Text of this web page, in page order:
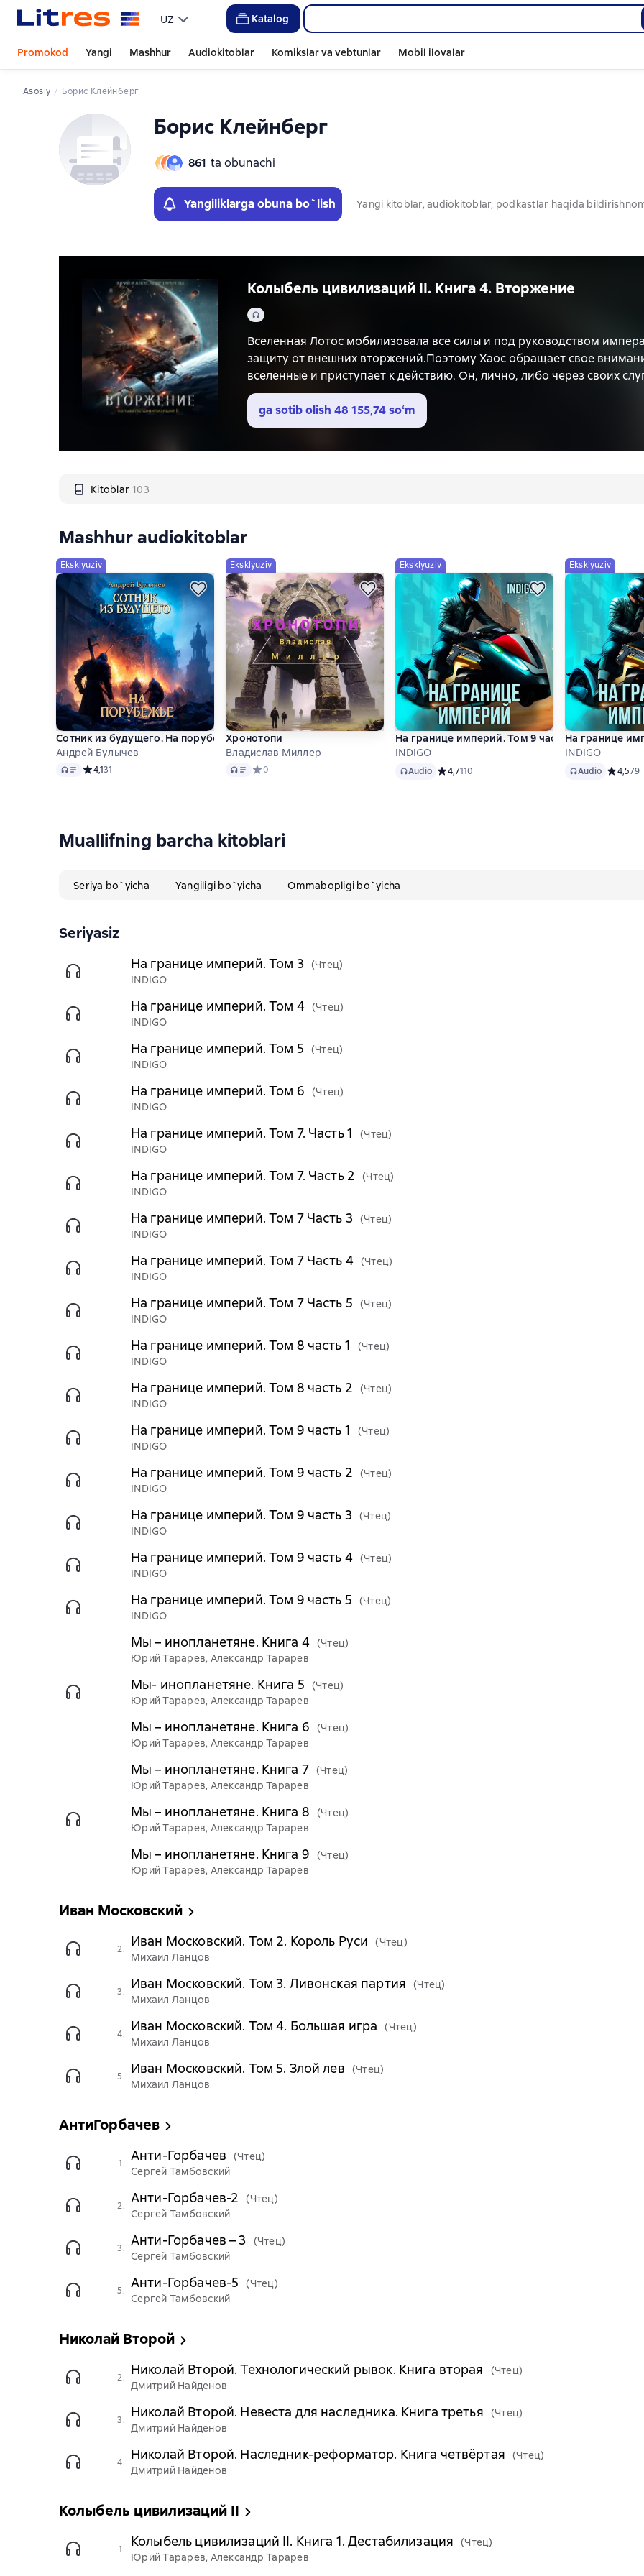
UZ Katalog
Promokod Yangi Mashhur Audiokitoblar Komikslar va vebtunlar Mobil ilovalar
Asosiy Борис Клейнберг
Борис Клейнберг
861 ta obunachi
Yangiliklarga obuna bo`lish Yangi kitoblar, audiokitoblar, podkastlar haqida
Колыбель цивилизаций II. Книга 4. Вторжение
Audio
Вселенная Лотос мобилизовала все силы и под руководством
защиту от внешних вторжений.Поэтому Хаос обращает свое
вселенные и приступает к действию. Он, лично, либо через своих
им цивилизации принуждая их к вторжению в миры подконтрольные
оказываются вселенные, где попросту не готовы к какому-либо
дестабилизировать социум вселенных и ввергнуть цивилизации
ga sotib olish 48 155,74 soʻm
Kitoblar 103
Слайдер с книгами
Mashhur audiokitoblar
Eksklyuziv
Сотник из будущего. На порубежье
Андрей Булычев
Audio Средний рейтинг 4,1 на основе 31 оценок
4,131
Eksklyuziv
Хронотопи
Владислав Миллер
Audio Средний рейтинг 0 на основе 0 оценок
0
Eksklyuziv
На границе империй. Том 9 часть 5
INDIGO
AudioAudio Средний рейтинг 4,7 на основе 110 оценок
4,7110
Eksklyuziv
На границе
INDIGO
AudioAudio 4,579
Muallifning barcha kitoblari
Seriya bo`yicha Yangiligi bo`yicha Ommabopligi bo`yicha
Seriyasiz
На границе империй. Том 3 (Чтец)
INDIGO
На границе империй. Том 4 (Чтец)
INDIGO
На границе империй. Том 5
(Чтец)
INDIGO
На границе империй. Том 6
(Чтец)
INDIGO
На границе империй. Том 7. Часть 1
(Чтец)
INDIGO
На границе империй. Том 7. Часть 2
(Чтец)
INDIGO
На границе империй. Том 7 Часть 3 (Чтец)
INDIGO
На границе империй. Том 7 Часть 4 (Чтец)
INDIGO
На границе империй. Том 7 Часть 5
(Чтец)
INDIGO
На границе империй. Том 8 часть 1
(Чтец)
INDIGO
На границе империй. Том 8 часть 2
(Чтец)
INDIGO
На границе империй. Том 9 часть 1
(Чтец)
INDIGO
На границе империй. Том 9 часть 2
(Чтец)
INDIGO
На границе империй. Том 9 часть 3 (Чтец)
INDIGO
На границе империй. Том 9 часть 4 (Чтец)
INDIGO
На границе империй. Том 9 часть 5
(Чтец)
INDIGO
Мы – инопланетяне. Книга 4 (Чтец)
Юрий Тарарев, Александр Тарарев
Мы- инопланетяне. Книга 5
(Чтец)
Юрий Тарарев, Александр Тарарев
Мы – инопланетяне. Книга 6
(Чтец)
Юрий Тарарев, Александр Тарарев
Мы – инопланетяне. Книга 7 (Чтец)
Юрий Тарарев, Александр Тарарев
Мы – инопланетяне. Книга 8
(Чтец)
Юрий Тарарев, Александр Тарарев
Мы – инопланетяне. Книга 9
(Чтец)
Юрий Тарарев, Александр Тарарев
Иван Московский
2. Иван Московский. Том 2. Король Руси
(Чтец)
Михаил Ланцов
3. Иван Московский. Том 3. Ливонская партия
(Чтец)
Михаил Ланцов
4. Иван Московский. Том 4. Большая игра
(Чтец)
Михаил Ланцов
5. Иван Московский. Том 5. Злой лев
(Чтец)
Михаил Ланцов
АнтиГорбачев
1. Анти-Горбачев
(Чтец)
Сергей Тамбовский
2. Анти-Горбачев-2
(Чтец)
Сергей Тамбовский
3. Анти-Горбачев – 3
(Чтец)
Сергей Тамбовский
5. Анти-Горбачев-5
(Чтец)
Сергей Тамбовский
Николай Второй
2. Николай Второй. Технологический рывок. Книга вторая
(Чтец)
Дмитрий Найденов
3. Николай Второй. Невеста для наследника. Книга третья
(Чтец)
Дмитрий Найденов
4. Николай Второй. Наследник-реформатор. Книга четвёртая
(Чтец)
Дмитрий Найденов
Колыбель цивилизаций II
1. Колыбель цивилизаций II. Книга 1. Дестабилизация
(Чтец)
Юрий Тарарев, Александр Тарарев